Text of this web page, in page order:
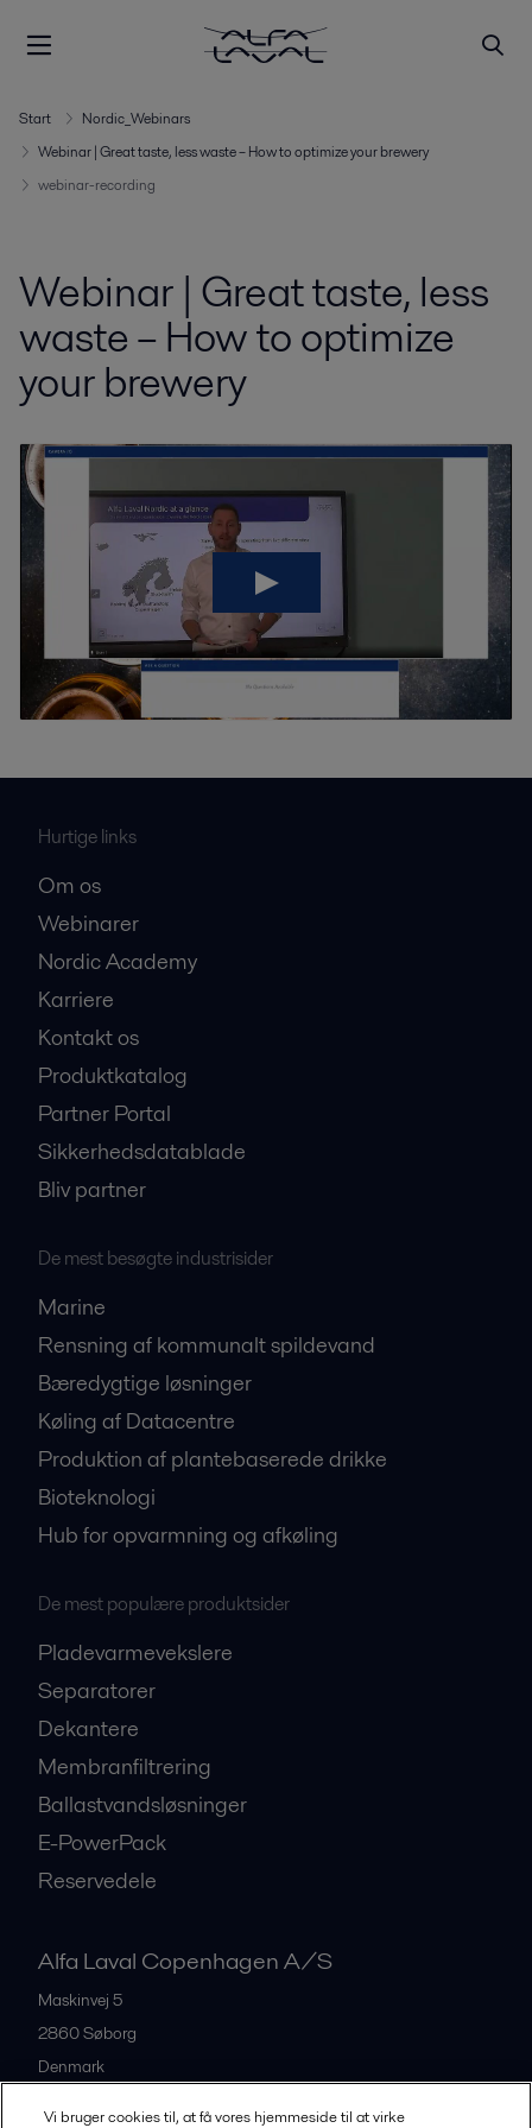
Start
Nordic_Webinars
Webinar | Great taste, less waste – How to optimize your brewery
webinar-recording
Webinar | Great taste, less
waste – How to optimize
your brewery
Hurtige links
Om os
Webinarer
Nordic Academy
Karriere
Kontakt os
Produktkatalog
Partner Portal
Sikkerhedsdatablade
Bliv partner
De mest besøgte industrisider
Marine
Rensning af kommunalt spildevand
Bæredygtige løsninger
Køling af Datacentre
Produktion af plantebaserede drikke
Bioteknologi
Hub for opvarmning og afkøling
De mest populære produktsider
Pladevarmevekslere
Separatorer
Dekantere
Membranfiltrering
Ballastvandsløsninger
E-PowerPack
Reservedele
Alfa Laval Copenhagen A/S
Maskinvej 5
2860Søborg
Denmark
Vi bruger cookies til, at få vores hjemmeside til at virke